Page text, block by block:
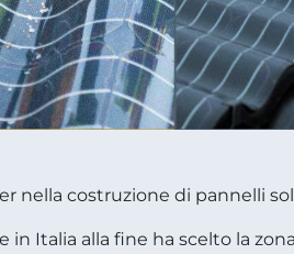
nella costruzione di pannelli
in Italia alla fine ha scelto la